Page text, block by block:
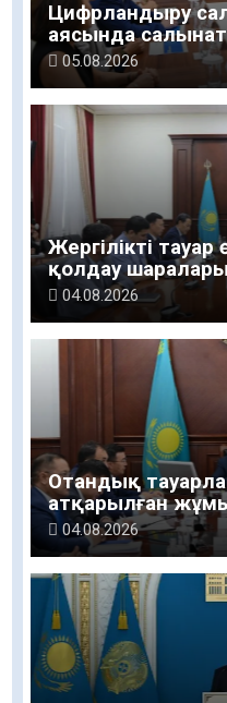
Цифрландыру
аясында
орталықтың
05.08.2026
Жергілікті тауар
қолдау
04.08.2026
Отандық
атқарылған
04.08.2026